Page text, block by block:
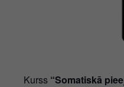
Kurss “Somatiskā